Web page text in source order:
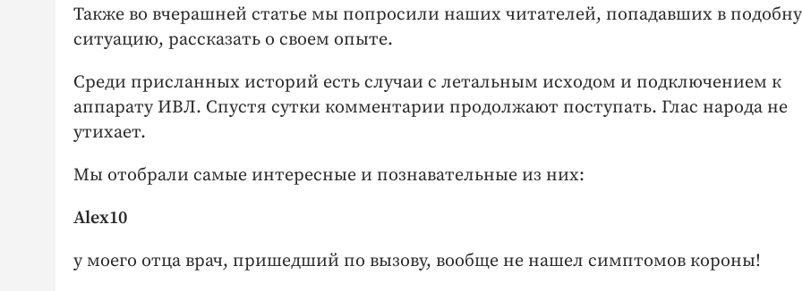
Также во вчерашней статье мы попросили наших читателей, попадавших в
ситуацию, рассказать о своем опыте.
Среди присланных историй есть случаи с летальным исходом и подключением к
аппарату ИВЛ. Спустя сутки комментарии продолжают поступать. Глас народа не
утихает.
Мы отобрали самые интересные и познавательные из них:
Alex10
у моего отца врач, пришедший по вызову, вообще не нашел симптомов короны!